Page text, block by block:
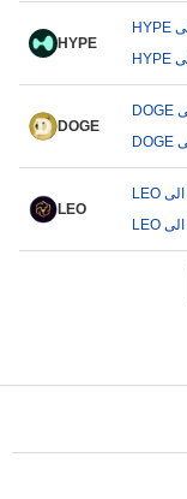
HYPE
DOGE
LEO